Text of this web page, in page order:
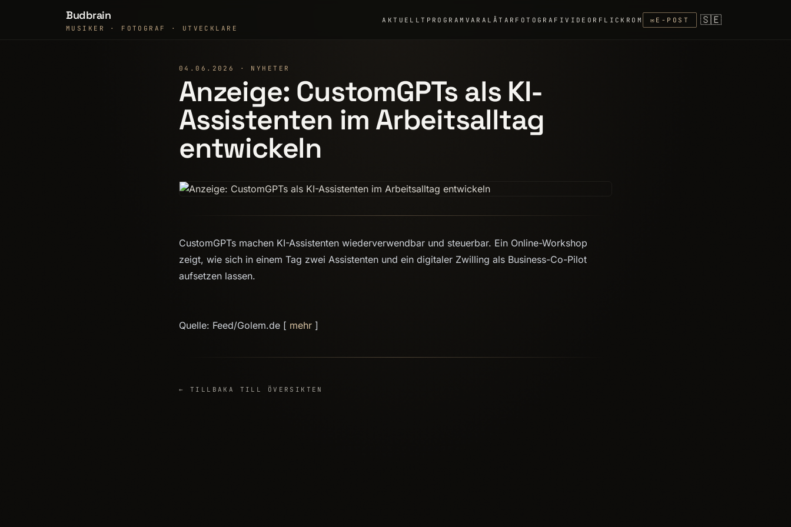
Budbrain
MUSIKER · FOTOGRAF · UTVECKLARE
AKTUELLT PROGRAMVARA LÅTAR FOTOGRAFIVIDEOR FLICKR OM ✉ E-POST 🇸🇪
04.06.2026 · NYHETER
Anzeige: CustomGPTs als KI-
Assistenten im Arbeitsalltag
entwickeln
CustomGPTs machen KI-Assistenten wiederverwendbar und steuerbar. Ein Online-Workshop
zeigt, wie sich in einem Tag zwei Assistenten und ein digitaler Zwilling als Business-Co-Pilot
aufsetzen lassen.
Quelle: Feed/Golem.de [ mehr ]
← TILLBAKA TILL ÖVERSIKTEN